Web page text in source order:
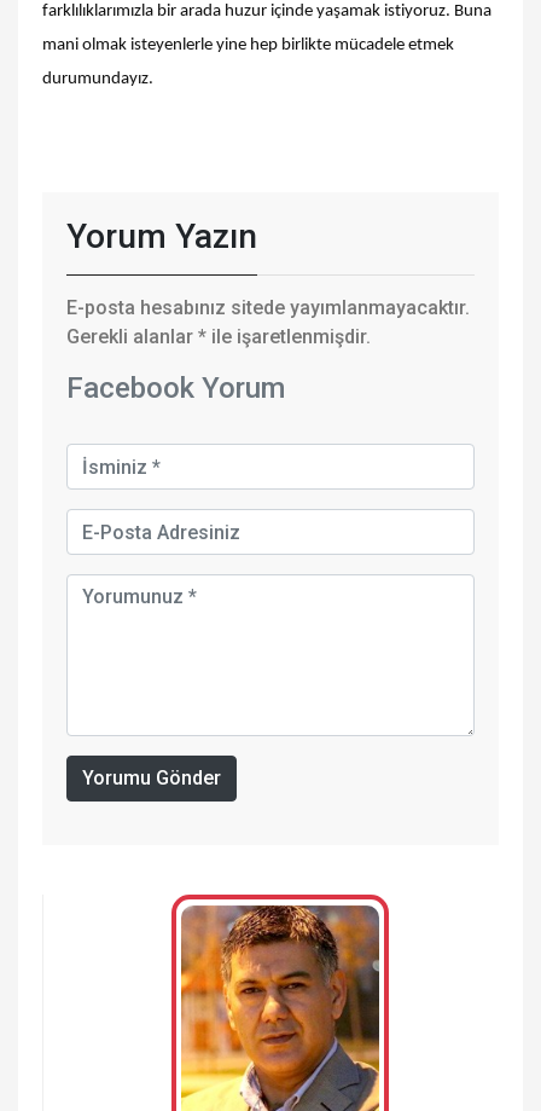
farklılıklarımızla bir arada huzur içinde yaşamak istiyoruz. Buna
mani olmak isteyenlerle yine hep birlikte mücadele etmek
durumundayız.
Yorum Yazın
E-posta hesabınız sitede yayımlanmayacaktır.
Gerekli alanlar * ile işaretlenmişdir.
Facebook Yorum
Yorumu Gönder